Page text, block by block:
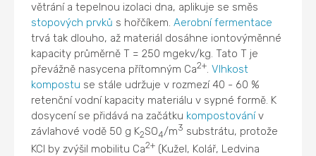
větrání a tepelnou izolaci dna, aplikuje se směs
stopových prvků s hořčíkem.Aerobní fermentace
trvá tak dlouho, až materiál dosáhne iontovýměnné
kapacity průměrně T = 250 mgekv/kg. Tato T je
převážně nasycena přítomným Ca2+.Vlhkost
kompostu se stále udržuje v rozmezí 40 - 60 %
retenční vodní kapacity materiálu v sypné formě. K
dosycení se přidává na začátku kompostovánív
závlahové vodě 50 g K2SO4/m3 substrátu, protože
KCl by zvýšil mobilitu Ca2+ (Kužel, Kolář, Ledvina